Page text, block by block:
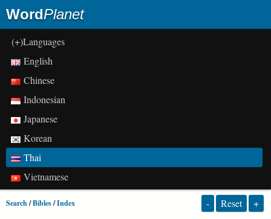
WordPlanet
(+)Languages
English
Chinese
Indonesian
Japanese
Korean
Thai
Vietnamese
Search/Bibles/Index - Reset +